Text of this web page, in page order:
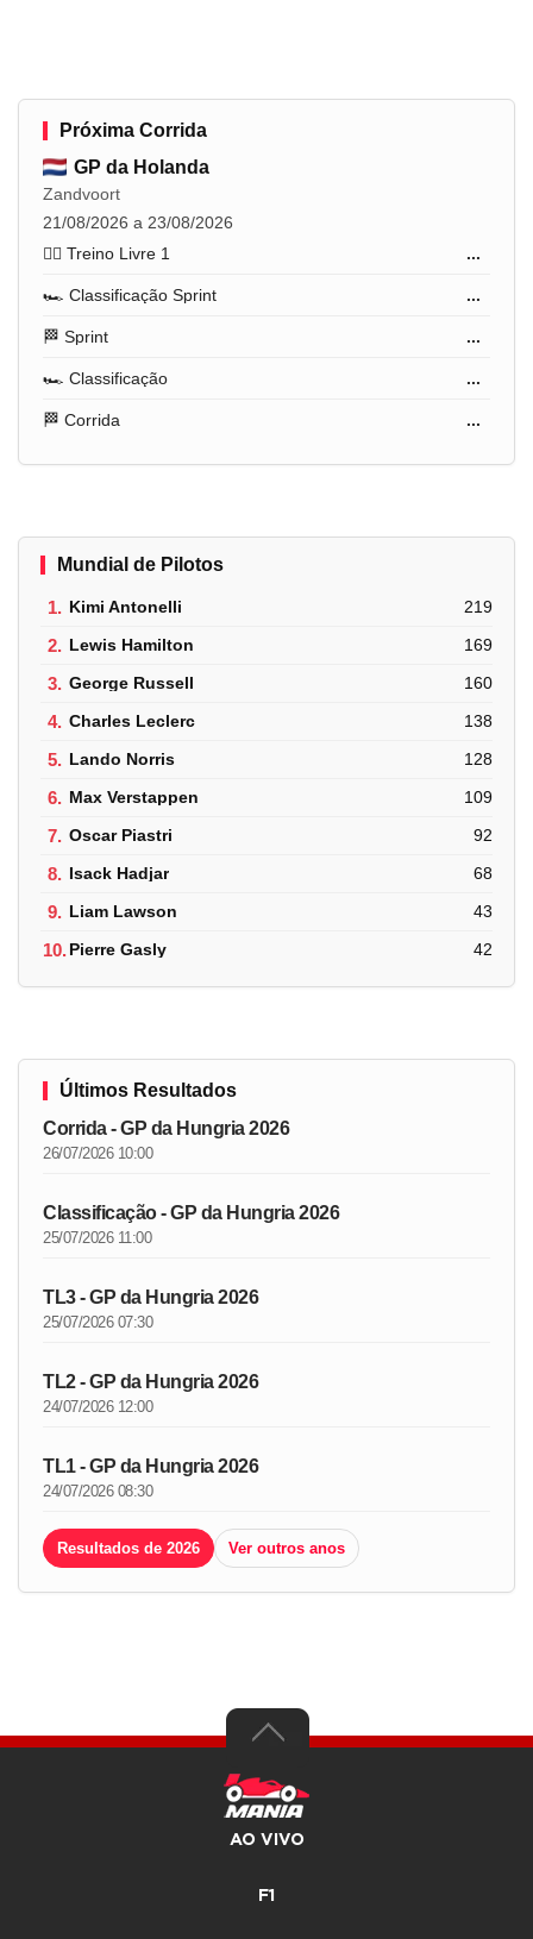
Próxima Corrida
GP da Holanda
Zandvoort
21/08/2026 a 23/08/2026
🏋️‍♂️ Treino Livre 1
...
🏎️ Classificação Sprint ...
🏁 Sprint ...
🏎️ Classificação ...
🏁 Corrida ...
Mundial de Pilotos
1. Kimi Antonelli 219
2. Lewis Hamilton 169
3. George Russell 160
4. Charles Leclerc 138
5. Lando Norris 128
6. Max Verstappen 109
7. Oscar Piastri 92
8. Isack Hadjar 68
9. Liam Lawson 43
10.Pierre Gasly 42
Últimos Resultados
Corrida - GP da Hungria 2026
26/07/2026 10:00
Classificação - GP da Hungria 2026
25/07/2026 11:00
TL3 - GP da Hungria 2026
25/07/2026 07:30
TL2 - GP da Hungria 2026
24/07/2026 12:00
TL1 - GP da Hungria 2026
24/07/2026 08:30
Resultados de 2026 Ver outros anos
AO VIVO
F1